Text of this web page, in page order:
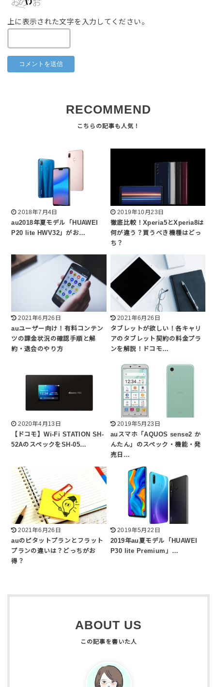
上に表示された文字を入力してください。
RECOMMEND
2018年7月4日
au2018年夏モデル「HUAWEI
P20 lite HWV32」がお…
2019年10月23日
徹底比較！Xperia5とXperia8は
何が違う？買うべき機種はどっ
ち？
2021年6月26日
auユーザー向け！有料コンテン
ツの課金状況の確認手順と解
約・退会のやり方
2021年6月26日
タブレットが欲しい！各キャリ
アのタブレット契約の料金プラ
ンを解説！ドコモ…
2020年4月13日
【ドコモ】Wi-Fi STATION SH-
52AのスペックをSH-05…
2019年5月23日
auスマホ「AQUOS sense2 か
んたん」のスペック・機能・発
売日…
2021年6月26日
auのピタットプランとフラット
プランの違いは？どっちがお
得？
2019年5月22日
2019年au夏モデル「HUAWEI
P30 lite Premium」…
ABOUT US